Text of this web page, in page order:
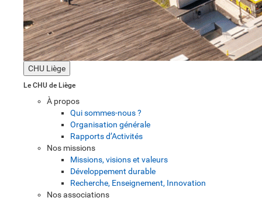
CHU Liège
Le CHU de Liège
À propos
Qui sommes-nous ?
Organisation générale
Rapports d’Activités
Nos missions
Missions, visions et valeurs
Développement durable
Recherche, Enseignement, Innovation
Nos associations